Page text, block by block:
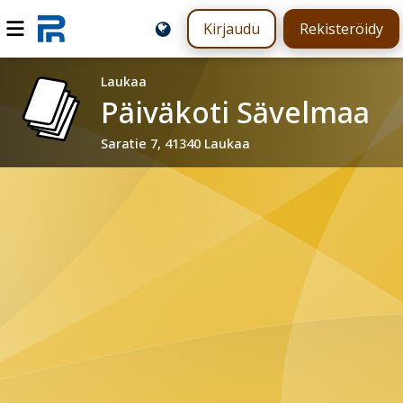
Kirjaudu Rekisteröidy
Laukaa
Päiväkoti Sävelmaa
Saratie 7, 41340 Laukaa